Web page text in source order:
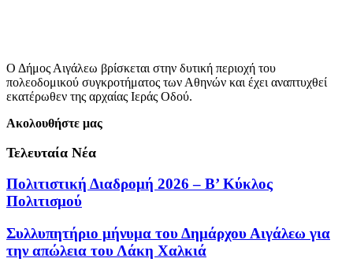
Ο Δήμος Αιγάλεω βρίσκεται στην δυτική περιοχή του
πολεοδομικού συγκροτήματος των Αθηνών και έχει αναπτυχθεί
εκατέρωθεν της αρχαίας Ιεράς Οδού.
Ακολουθήστε μας
Τελευταία Νέα
Πολιτιστική Διαδρομή 2026 – Β’ Κύκλος
Πολιτισμού
Συλλυπητήριο μήνυμα του Δημάρχου Αιγάλεω για
την απώλεια του Λάκη Χαλκιά